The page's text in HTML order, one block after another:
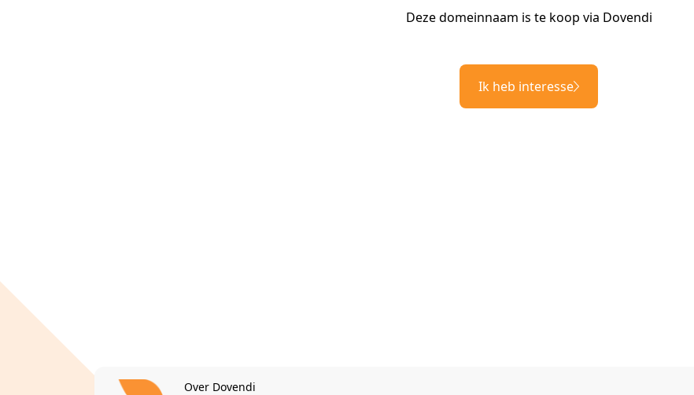
Deze domeinnaam is te koop via Dovendi
Ik heb interesse
Over Dovendi